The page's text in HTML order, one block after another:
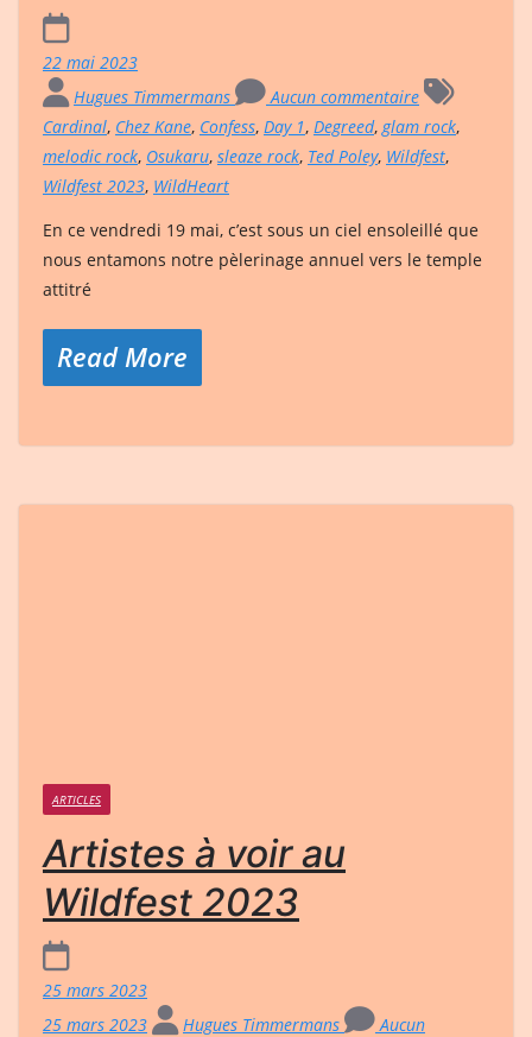
22 mai 2023
Hugues Timmermans
Aucun commentaire
Cardinal, Chez Kane, Confess, Day 1, Degreed,glam rock,
melodic rock, Osukaru, sleaze rock, Ted Poley, Wildfest,
Wildfest 2023, WildHeart
En ce vendredi 19 mai, c’est sous un ciel ensoleillé que
nous entamons notre pèlerinage annuel vers le temple
attitré
Read More
ARTICLES
Artistes à voir au
Wildfest 2023
25 mars 2023
25 mars 2023
Hugues Timmermans
Aucun